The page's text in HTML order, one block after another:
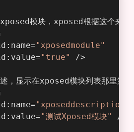
模块，xposed根据这个来
"xposedmodule"
"true" />
，显示在xposed模块列表那里第
"xposeddescription"
"测试Xposed模块" />